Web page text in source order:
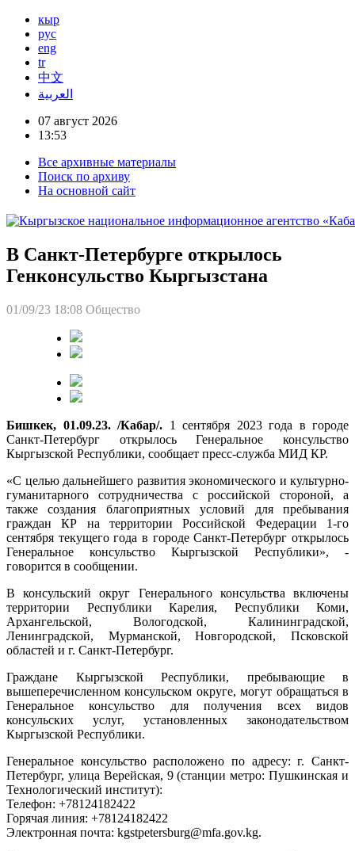
кыр
рус
eng
tr
中文
العربية
07 август 2026
13:53
Все архивные материалы
Поиск по архиву
На основной сайт
В Санкт-Петербурге открылось
Генконсульство Кыргызстана
01/09/23 18:08 Общество
Бишкек, 01.09.23. /Кабар/. 1 сентября 2023 года в городе
Санкт-Петербург открылось Генеральное консульство
Кыргызской Республики, сообщает пресс-служба МИД КР.
«С целью дальнейшего развития экономического и культурно-
гуманитарного сотрудничества с российской стороной, а
также создания благоприятных условий для пребывания
граждан КР на территории Российской Федерации 1-го
сентября текущего года в городе Санкт-Петербург открылось
Генеральное консульство Кыргызской Республики», -
говорится в сообщении.
В консульский округ Генерального консульства включены
территории Республики Карелия, Республики Коми,
Архангельской, Вологодской, Калининградской,
Ленинградской, Мурманской, Новгородской, Псковской
областей и г. Санкт-Петербург.
Граждане Кыргызской Республики, пребывающие в
вышеперечисленном консульском округе, могут обращаться в
Генеральное консульство для получения всех видов
консульских услуг, установленных законодательством
Кыргызской Республики.
Генеральное консульство расположено по адресу: г. Санкт-
Петербург, улица Верейская, 9 (станции метро: Пушкинская и
Технологический институт):
Телефон: +78124182422
Горячая линия: +78124182422
Электронная почта: kgstpetersburg@mfa.gov.kg.